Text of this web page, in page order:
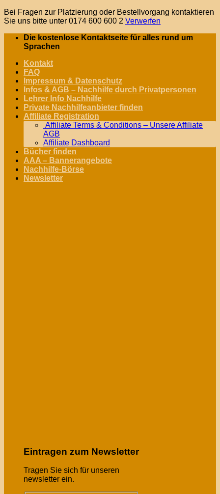
Bei Fragen zur Platzierung oder Bestellvorgang kontaktieren
Sie uns bitte unter 0174 600 600 2 Verwerfen
Zum
Die kostenlose Kontaktseite für alles rund um
Sprachen
Kontakt
FAQ
Impressum & Datenschutz
Infos & AGB – Nachhilfe durch Privatpersonen
Lehrer Info Nachhilfe
Private Nachhilfeanbieter finden
Affiliate Registration
Affiliate Terms & Conditions – Unsere Affiliate
AGB
Affiliate Dashboard
Bücher finden
AAA – Bannerangebote
Nachhilfe-Börse
Newsletter
Eintragen zum Newsletter
Tragen Sie sich für unseren
newsletter ein.